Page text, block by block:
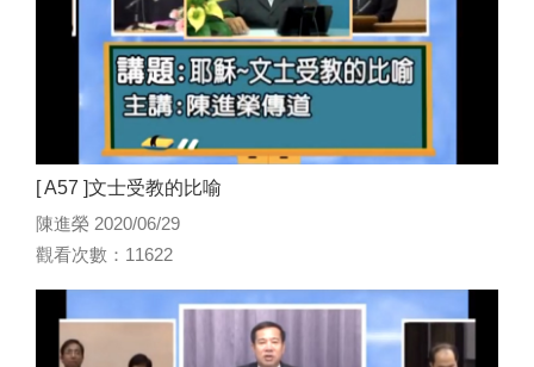
[ A57 ]文士受教的比喻
陳進榮 2020/06/29
觀看次數：11622